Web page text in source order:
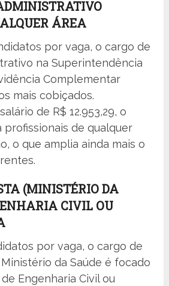
ÁREA
por vaga, o cargo de
na Superintendência
Complementar
mais cobiçados.
de R$ 12.953,29, o
de qualquer
o que amplia ainda mais o
(MINISTÉRIO DA
CIVIL OU
por vaga, o cargo de
da Saúde é focado
Engenharia Civil ou